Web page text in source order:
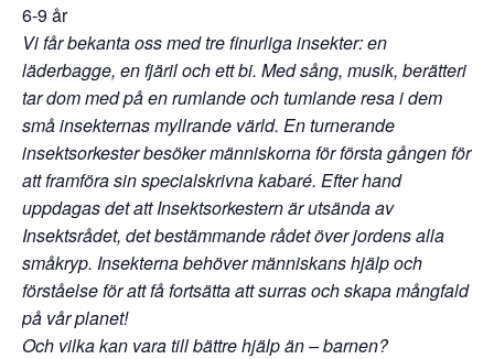
6-9 år
Vi får bekanta oss med tre finurliga insekter: en
läderbagge, en fjäril och ett bi. Med sång, musik, berätteri
tar dom med på en rumlande och tumlande resa i dem
små insekternas myllrande värld. En turnerande
insektsorkester besöker människorna för första gången för
att framföra sin specialskrivna kabaré. Efter hand
uppdagas det att Insektsorkestern är utsända av
Insektsrådet, det bestämmande rådet över jordens alla
småkryp. Insekterna behöver människans hjälp och
förståelse för att få fortsätta att surras och skapa mångfald
på vår planet!
Och vilka kan vara till bättre hjälp än – barnen?